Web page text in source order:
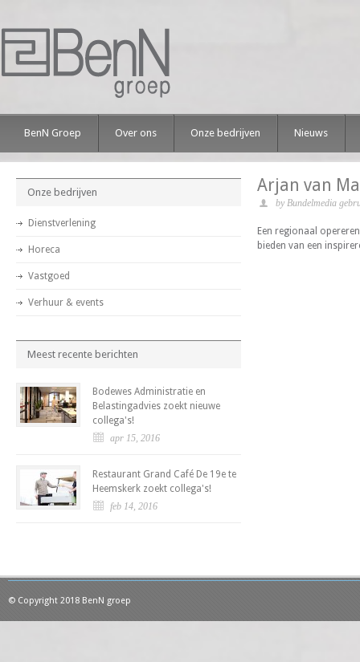
BenN Groep Over ons Onze bedrijven Nieuws
Arjan van
by Bundelmedia
Een regionaal
bieden van een
Onze bedrijven
Dienstverlening
Horeca
Vastgoed
Verhuur & events
Meest recente berichten
Bodewes Administratie en
Belastingadvies zoekt nieuwe
collega's!
apr 15, 2016
Restaurant Grand Café De 19e te
Heemskerk zoekt collega's!
feb 14, 2016
© Copyright 2018 BenN groep